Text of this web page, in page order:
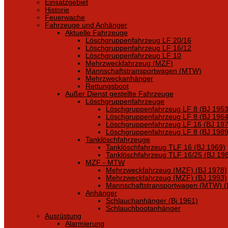
Einsatzgebiet
Historie
Feuerwache
Fahrzeuge und Anhänger
Aktuelle Fahrzeuge
Löschgruppenfahrzeug LF 20/16
Löschgruppenfahrzeug LF 16/12
Löschgruppenfahrzeug LF 10
Mehrzweckfahrzeug (MZF)
Mannschaftstransportwagen (MTW)
Mehrzweckanhänger
Rettungsboot
Außer Dienst gestellte Fahrzeuge
Löschgruppenfahrzeuge
Löschgruppenfahrzeug LF 8 (BJ
Löschgruppenfahrzeug LF 8 (BJ
Löschgruppenfahrzeug LF 16 (BJ
Löschgruppenfahrzeug LF 8 (BJ
Tanklöschfahrzeuge
Tanklöschfahrzeug TLF 16 (BJ 1969)
Tanklöschfahrzeug TLF 16/25 (BJ
MZF - MTW
Mehrzweckfahrzeug (MZF) (BJ 1978)
Mehrzweckfahrzeug (MZF) (BJ 1993)
Mannschaftstransportwagen (MTW)
Anhänger
Schlauchanhänger (Bj 1961)
Schlauchbootanhänger
Ausrüstung
Alarmierung